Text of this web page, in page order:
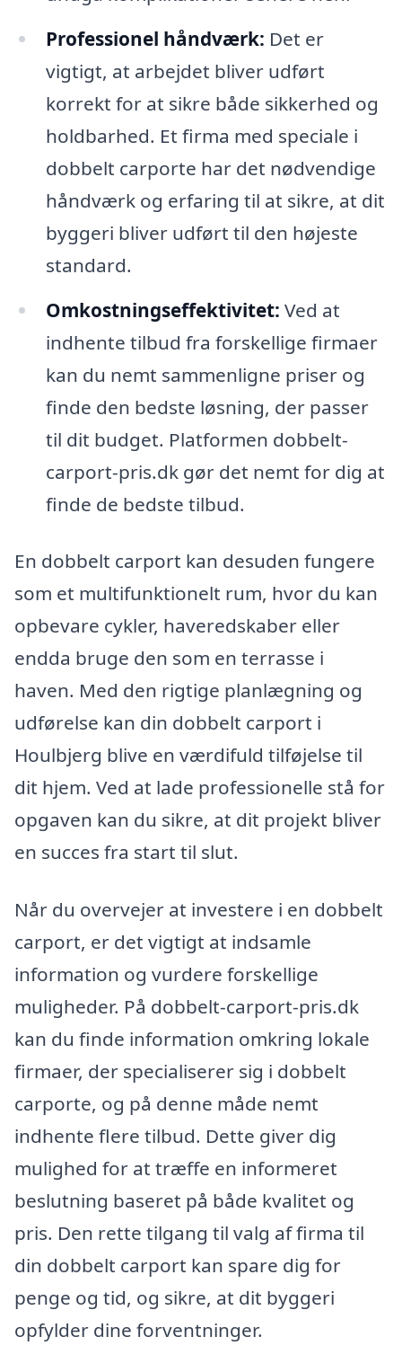
Professionel håndværk: Det er
vigtigt, at arbejdet bliver udført
korrekt for at sikre både sikkerhed og
holdbarhed. Et firma med speciale i
dobbelt carporte har det nødvendige
håndværk og erfaring til at sikre, at dit
byggeri bliver udført til den højeste
standard.
Omkostningseffektivitet: Ved at
indhente tilbud fra forskellige firmaer
kan du nemt sammenligne priser og
finde den bedste løsning, der passer
til dit budget. Platformen dobbelt-
carport-pris.dk gør det nemt for dig at
finde de bedste tilbud.
En dobbelt carport kan desuden fungere
som et multifunktionelt rum, hvor du kan
opbevare cykler, haveredskaber eller
endda bruge den som en terrasse i
haven. Med den rigtige planlægning og
udførelse kan din dobbelt carport i
Houlbjerg blive en værdifuld tilføjelse til
dit hjem. Ved at lade professionelle stå for
opgaven kan du sikre, at dit projekt bliver
en succes fra start til slut.
Når du overvejer at investere i en dobbelt
carport, er det vigtigt at indsamle
information og vurdere forskellige
muligheder. På dobbelt-carport-pris.dk
kan du finde information omkring lokale
firmaer, der specialiserer sig i dobbelt
carporte, og på denne måde nemt
indhente flere tilbud. Dette giver dig
mulighed for at træffe en informeret
beslutning baseret på både kvalitet og
pris. Den rette tilgang til valg af firma til
din dobbelt carport kan spare dig for
penge og tid, og sikre, at dit byggeri
opfylder dine forventninger.